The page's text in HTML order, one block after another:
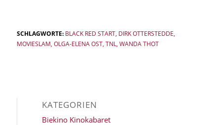
SCHLAGWORTE: BLACK RED START, DIRK OTTERSTEDDE
MOVIESLAM OLGA-ELENA OST, TNL WANDA THOT
KATEGORIEN
Biekino Kinokabaret